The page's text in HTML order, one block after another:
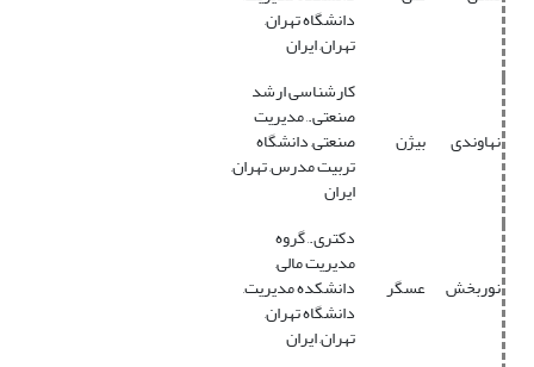
دانشگاه تهران,
تهران, ایران
نهاوندی بیژن
کارشناسی ارشد
صنعتی., مدیریت
صنعتی, دانشگاه
تربیت مدرس, تهران,
ایران
نوربخش عسگر
دکتری., گروه
مدیریت مالی,
دانشکده مدیریت,
دانشگاه تهران,
تهران, ایران